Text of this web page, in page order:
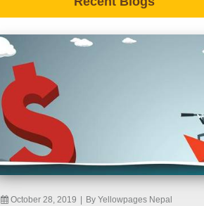
October 28, 2019 By Yellowpages Nepal